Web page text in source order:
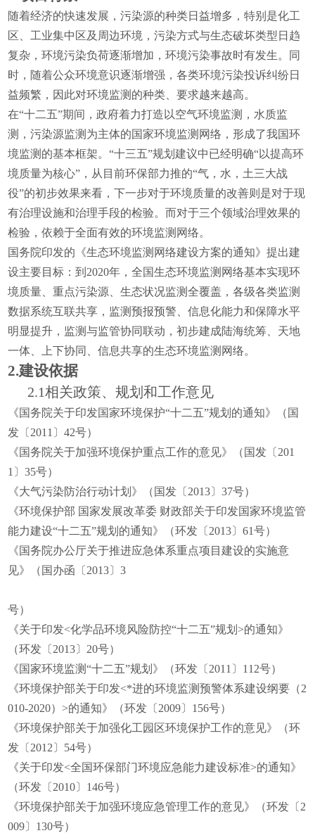
随着经济的快速发展，污染源的种类日益增多，特别是化工
区、工业集中区及周边环境，污染方式与生态破坏类型日趋
复杂，环境污染负荷逐渐增加，环境污染事故时有发生。同
时，随着公众环境意识逐渐增强，各类环境污染投诉纠纷日
益频繁，因此对环境监测的种类、要求越来越高。
在“十二五”期间，政府着力打造以空气环境监测，水质监
测，污染源监测为主体的国家环境监测网络，形成了我国环
境监测的基本框架。“十三五”规划建议中已经明确“以提高环
境质量为核心”，从目前环保部力推的“气，水，土三大战
役”的初步效果来看，下一步对于环境质量的改善则是对于现
有治理设施和治理手段的检验。而对于三个领域治理效果的
检验，依赖于全面有效的环境监测网络。
国务院印发的《生态环境监测网络建设方案的通知》提出建
设主要目标：到2020年，全国生态环境监测网络基本实现环
境质量、重点污染源、生态状况监测全覆盖，各级各类监测
数据系统互联共享，监测预报预警、信息化能力和保障水平
明显提升，监测与监管协同联动，初步建成陆海统筹、天地
一体、上下协同、信息共享的生态环境监测网络。
2.建设依据
2.1相关政策、规划和工作意见
《国务院关于印发国家环境保护“十二五”规划的通知》（国
发〔2011〕42号）
《国务院关于加强环境保护重点工作的意见》（国发〔201
1〕35号）
《大气污染防治行动计划》（国发〔2013〕37号）
《环境保护部 国家发展改革委 财政部关于印发国家环境监管
能力建设“十二五”规划的通知》（环发〔2013〕61号）
《国务院办公厅关于推进应急体系重点项目建设的实施意
见》（国办函〔2013〕3
号）
《关于印发<化学品环境风险防控“十二五”规划>的通知》
（环发〔2013〕20号）
《国家环境监测“十二五”规划》（环发〔2011〕112号）
《环境保护部关于印发<*进的环境监测预警体系建设纲要（2
010-2020）>的通知》（环发〔2009〕156号）
《环境保护部关于加强化工园区环境保护工作的意见》（环
发〔2012〕54号）
《关于印发<全国环保部门环境应急能力建设标准>的通知》
（环发〔2010〕146号）
《环境保护部关于加强环境应急管理工作的意见》（环发〔2
009〕130号）